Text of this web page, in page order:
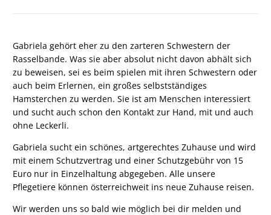
Gabriela gehört eher zu den zarteren Schwestern der
Rasselbande. Was sie aber absolut nicht davon abhält sich
zu beweisen, sei es beim spielen mit ihren Schwestern oder
auch beim Erlernen, ein großes selbstständiges
Hamsterchen zu werden. Sie ist am Menschen interessiert
und sucht auch schon den Kontakt zur Hand, mit und auch
ohne Leckerli.
Gabriela sucht ein schönes, artgerechtes Zuhause und wird
mit einem Schutzvertrag und einer Schutzgebühr von 15
Euro nur in Einzelhaltung abgegeben. Alle unsere
Pflegetiere können österreichweit ins neue Zuhause reisen.
Wir werden uns so bald wie möglich bei dir melden und